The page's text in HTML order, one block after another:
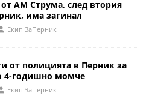
АМ Струма, след втория
има загинал
Eкип ЗаПерник
от полицията в Перник за
4-годишно момче
Eкип ЗаПерник